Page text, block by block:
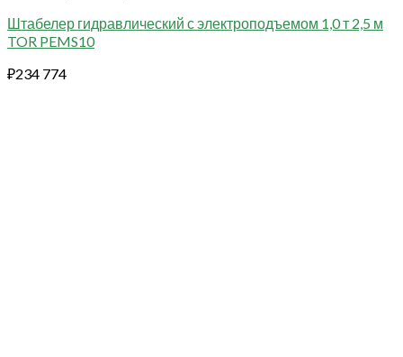
Штабелер гидравлический с электроподъемом 1,0 т 2,5 м
TOR PEMS10
₽234 774